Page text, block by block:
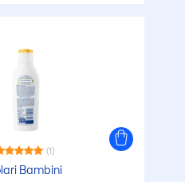
(1)
Bambini